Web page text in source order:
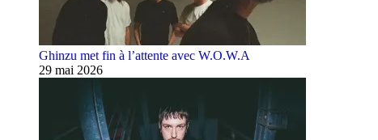
Ghinzu met fin à l’attente avec W.O.W.A
29 mai 2026